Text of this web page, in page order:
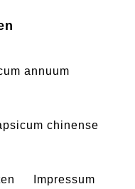
annuum
chinense
Impressum